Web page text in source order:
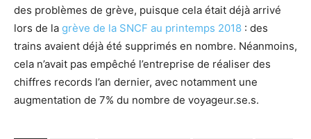
des problèmes de grève, puisque cela était déjà arrivé
lors de la grève de la SNCF au printemps 2018 : des
trains avaient déjà été supprimés en nombre. Néanmoins,
cela n’avait pas empêché l’entreprise de réaliser des
chiffres records l’an dernier, avec notamment une
augmentation de 7% du nombre de voyageur.se.s.